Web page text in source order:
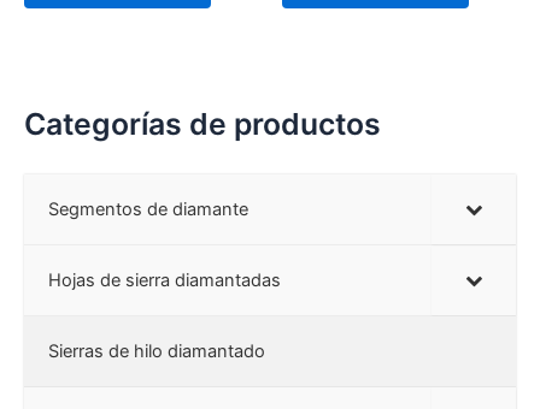
Categorías de productos
Segmentos de diamante
Hojas de sierra diamantadas
Sierras de hilo diamantado